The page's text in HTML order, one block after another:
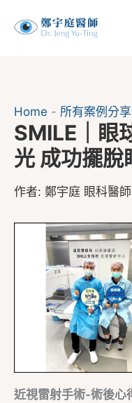
Home - 所有案例分享
SMILE｜眼
光 成功擺脫
作者: 鄭宇庭 眼科醫師
近視雷射手術-術後心